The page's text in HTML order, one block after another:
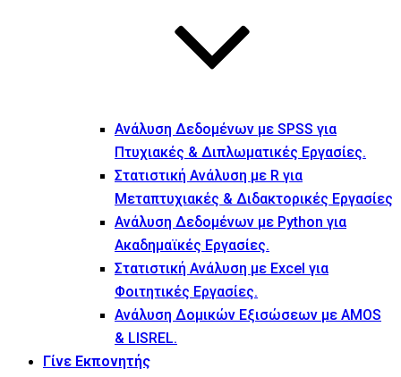
Ανάλυση Δεδομένων με SPSS για
Πτυχιακές & Διπλωματικές Εργασίες.
Στατιστική Ανάλυση με R για
Μεταπτυχιακές & Διδακτορικές Εργασίες
Ανάλυση Δεδομένων με Python για
Ακαδημαϊκές Εργασίες.
Στατιστική Ανάλυση με Excel για
Φοιτητικές Εργασίες.
Ανάλυση Δομικών Εξισώσεων με AMOS
& LISREL.
Γίνε Εκπονητής